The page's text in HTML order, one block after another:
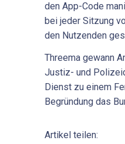
den App-Code
bei jeder Sitzung
den Nutzenden
Threema gewann
Justiz- und
Dienst zu einem
Begründung das
Artikel teilen: